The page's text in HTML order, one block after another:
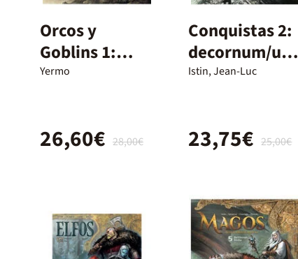
Orcos y
Goblins 1:
Turuk / Myth
Yermo
28,00€
26,60€
Conquistas 2:
decornum/ura
nia
Istin, Jean-Luc
25,00€
23,75€